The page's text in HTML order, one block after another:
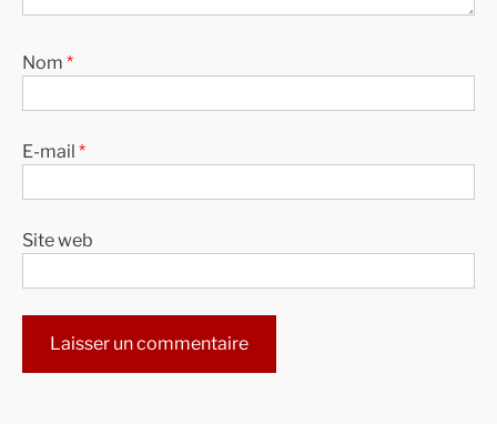
Nom *
E-mail *
Site web